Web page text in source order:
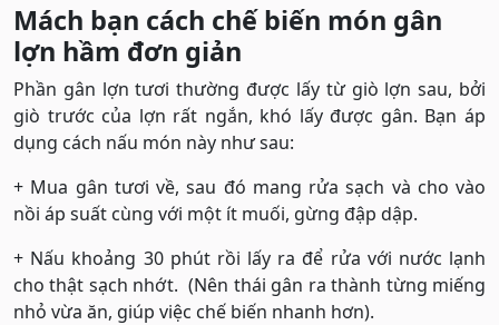
Mách bạn cách chế biến món gân
lợn hầm đơn giản
Phần gân lợn tươi thường được lấy từ giò lợn sau, bởi
giò trước của lợn rất ngắn, khó lấy được gân. Bạn áp
dụng cách nấu món này như sau:
+ Mua gân tươi về, sau đó mang rửa sạch và cho vào
nồi áp suất cùng với một ít muối, gừng đập dập.
+ Nấu khoảng 30 phút rồi lấy ra để rửa với nước lạnh
cho thật sạch nhớt. (Nên thái gân ra thành từng miếng
nhỏ vừa ăn, giúp việc chế biến nhanh hơn).